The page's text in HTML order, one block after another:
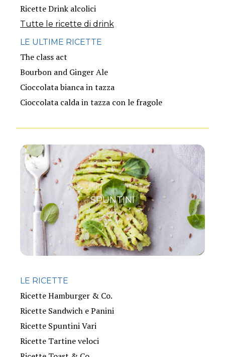
Ricette Drink alcolici
Tutte le ricette di drink
LE ULTIME RICETTE
The class act
Bourbon and Ginger Ale
Cioccolata bianca in tazza
Cioccolata calda in tazza con le fragole
SPUNTINI
LE RICETTE
Ricette Hamburger & Co.
Ricette Sandwich e Panini
Ricette Spuntini Vari
Ricette Tartine veloci